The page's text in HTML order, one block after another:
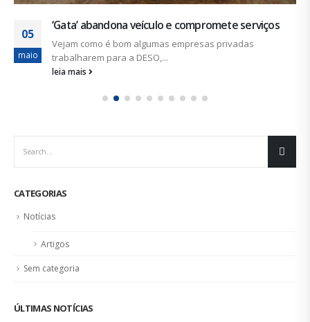
05
maio
‘Gata’ abandona veículo e compromete serviços
Vejam como é bom algumas empresas privadas
trabalharem para a DESO,...
leia mais
CATEGORIAS
Notícias
Artigos
Sem categoria
ÚLTIMAS NOTÍCIAS